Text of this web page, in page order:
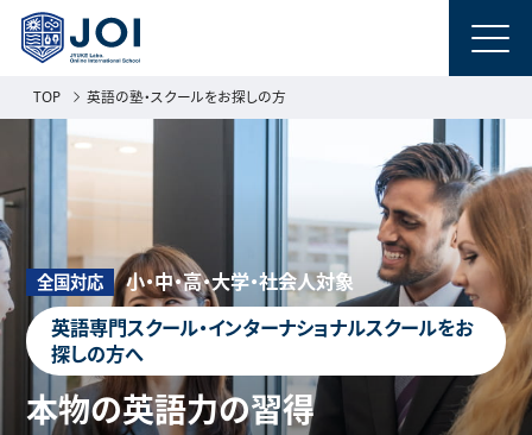
TOP 英語の塾・スクールをお探しの方
全国対応
小・中・高・大学・社会人対象
英語専門スクール・インターナショナルスクールをお
探しの方へ
本物の英語力の習得